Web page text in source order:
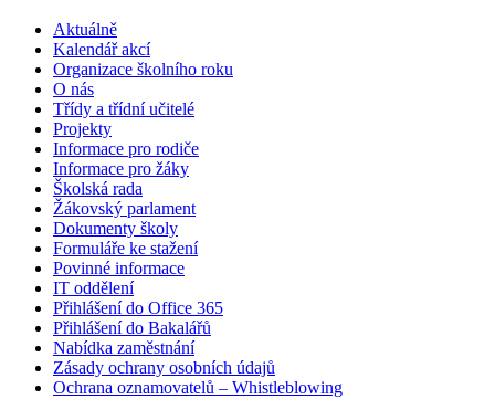
Aktuálně
Kalendář akcí
Organizace školního roku
O nás
Třídy a třídní učitelé
Projekty
Informace pro rodiče
Informace pro žáky
Školská rada
Žákovský parlament
Dokumenty školy
Formuláře ke stažení
Povinné informace
IT oddělení
Přihlášení do Office 365
Přihlášení do Bakalářů
Nabídka zaměstnání
Zásady ochrany osobních údajů
Ochrana oznamovatelů – Whistleblowing